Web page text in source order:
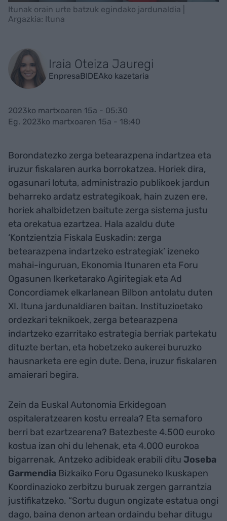
Itunak orain urte batzuk egindako jardunaldia |
Argazkia: Ituna
Iraia Oteiza Jauregi
EnpresaBIDEAko kazetaria
2023ko martxoaren 15a - 05:30
Eg. 2023ko martxoaren 15a - 18:40
Borondatezko zerga betearazpena indartzea eta
iruzur fiskalaren aurka borrokatzea. Horiek dira,
ogasunari lotuta, administrazio publikoek jardun
beharreko ardatz estrategikoak, hain zuzen ere,
horiek ahalbidetzen baitute zerga sistema justu
eta orekatua ezartzea. Hala azaldu dute
‘Kontzientzia Fiskala Euskadin: zerga
betearazpena indartzeko estrategiak’ izeneko
mahai-inguruan, Ekonomia Itunaren eta Foru
Ogasunen Ikerketarako Agiritegiak eta Ad
Concordiamek elkarlanean Bilbon antolatu duten
XI. Ituna jardunaldiaren baitan. Instituzioetako
ordezkari teknikoek, zerga betearazpena
indartzeko ezarritako estrategia berriak partekatu
dituzte bertan, eta hobetzeko aukerei buruzko
hausnarketa ere egin dute. Dena, iruzur fiskalaren
amaierari begira.
Zein da Euskal Autonomia Erkidegoan
ospitaleratzearen kostu erreala? Eta semaforo
berri bat ezartzearena? Batezbeste 4.500 euroko
kostua izan ohi du lehenak, eta 4.000 eurokoa
bigarrenak. Antzeko adibideak erabili ditu Joseba
Garmendia Bizkaiko Foru Ogasuneko Ikuskapen
Koordinazioko zerbitzu buruak zergen garrantzia
justifikatzeko. “Sortu dugun ongizate estatua ongi
dago, baina denon artean ordaindu behar ditugu